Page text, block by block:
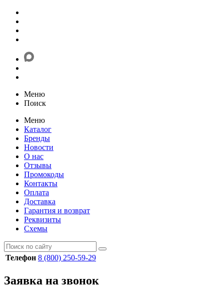
Меню
Поиск
Меню
Каталог
Бренды
Новости
О нас
Отзывы
Промокоды
Контакты
Оплата
Доставка
Гарантия и возврат
Реквизиты
Схемы
Телефон 8 (800) 250-59-29
Заявка на звонок